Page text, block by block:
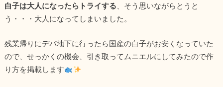
白子は大人になったらトライする 、そう思いながらとうと
う・・・大人になってしまいました。
残業帰りにデパ地下に行ったら国産の白子がお安くなっていた
ので、せっかくの機会、引き取ってムニエルにしてみたので作
り方を掲載します